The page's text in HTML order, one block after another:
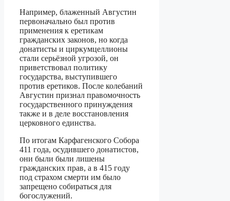
Например, блаженный Августин
первоначально был против
применения к еретикам
гражданских законов, но когда
донатисты и циркумцеллионы
стали серьёзной угрозой, он
приветствовал политику
государства, выступившего
против еретиков. После колебаний
Августин признал правомочность
государственного принуждения
также и в деле восстановления
церковного единства.
По итогам Карфагенского Собора
411 года, осудившего донатистов,
они были были лишены
гражданских прав, а в 415 году
под страхом смерти им было
запрещено собираться для
богослужений.